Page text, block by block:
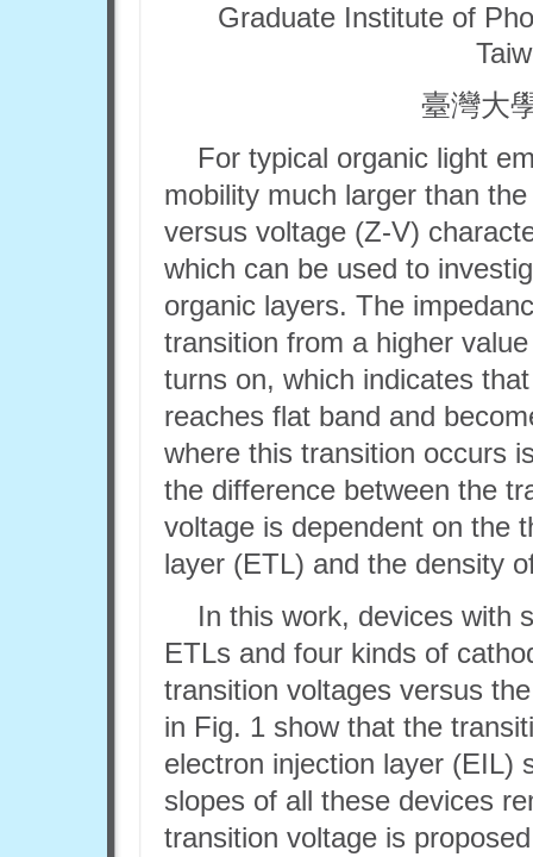
Graduate Institute of
臺灣大
For typical organic light
mobility much larger than
versus voltage (Z-V)
which can be used to
organic layers. The
transition from a higher
turns on, which indicates
reaches flat band and
where this transition occurs
the difference between the
voltage is dependent on the
layer (ETL) and the density
In this work, devices with
ETLs and four kinds of
transition voltages versus
in Fig. 1 show that the
electron injection layer (EIL)
slopes of all these devices
transition voltage is